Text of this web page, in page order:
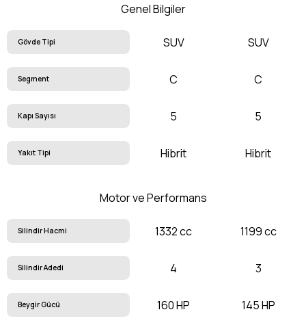
Genel Bilgiler
Gövde Tipi SUV SUV
Segment C C
Kapı Sayısı 5 5
Yakıt Tipi Hibrit Hibrit
Motor ve Performans
Silindir Hacmi 1332 cc 1199 cc
Silindir Adedi 4 3
Beygir Gücü 160 HP 145 HP